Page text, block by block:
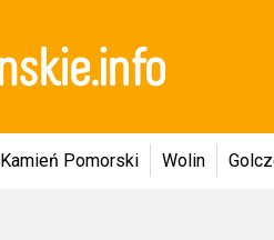
Kamień Pomorski Wolin